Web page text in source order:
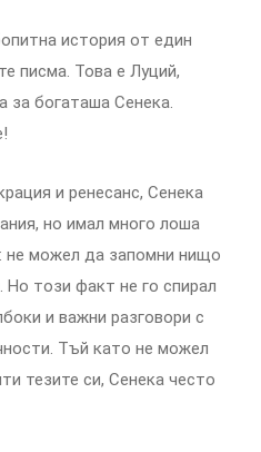
история от един
писма. Това е Луций,
за богаташа Сенека.
и ренесанс, Сенека
но имал много лоша
не можел да запомни нищо
Но този факт не го спирал
и важни разговори с
Тъй като не можел
тезите си, Сенека често